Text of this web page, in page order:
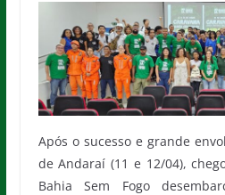
Após o sucesso e grande
de Andaraí (11 e 12/04),
Bahia Sem Fogo